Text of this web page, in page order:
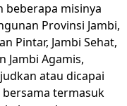
beberapa misinya
Provinsi Jambi,
Pintar, Jambi Sehat,
Jambi Agamis,
atau dicapai
termasuk